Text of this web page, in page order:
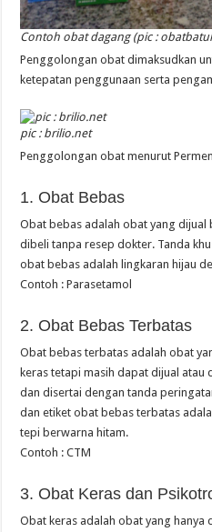
Contoh obat dagang (pic :
Penggolongan obat dimaksudkan
ketepatan penggunaan serta
pic : brilio.net
Penggolongan obat menurut
1. Obat Bebas
Obat bebas adalah obat yang
dibeli tanpa resep dokter. Tanda
obat bebas adalah lingkaran hijau
Contoh : Parasetamol
2. Obat Bebas Terbatas
Obat bebas terbatas adalah obat
keras tetapi masih dapat dijual atau
dan disertai dengan tanda
dan etiket obat bebas terbatas
tepi berwarna hitam.
Contoh : CTM
3. Obat Keras dan
Obat keras adalah obat yang